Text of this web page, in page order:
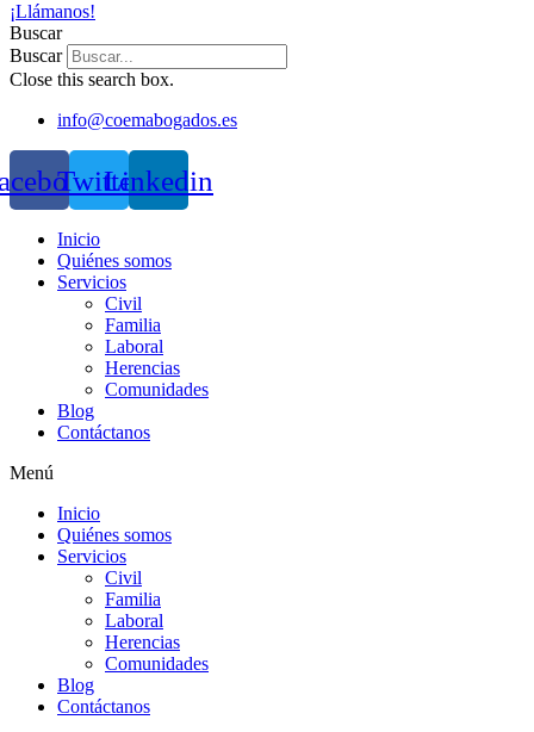
¡Llámanos!
Buscar
Buscar
Close this search box.
info@coemabogados.es
TwitterLinkedin
Inicio
Quiénes somos
Servicios
Civil
Familia
Laboral
Herencias
Comunidades
Blog
Contáctanos
Menú
Inicio
Quiénes somos
Servicios
Civil
Familia
Laboral
Herencias
Comunidades
Blog
Contáctanos